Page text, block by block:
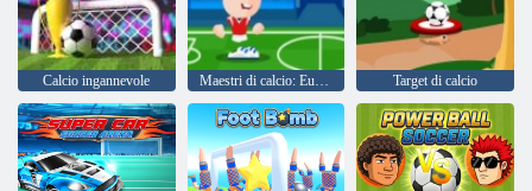
Calcio ingannevole Maestri di calcio: Euro 2020 Target di calcio